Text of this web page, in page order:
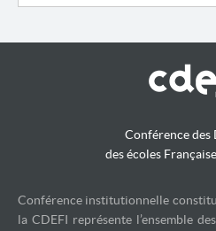
Conférence des
des écoles
Conférence institutionnelle
la CDEFI représente l’ensemble